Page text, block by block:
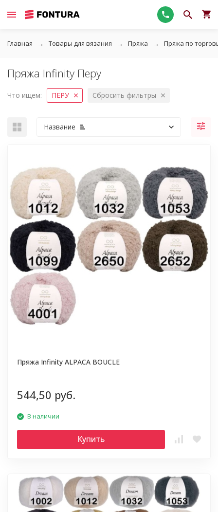
Главная Товары для вязания Пряжа Пряжа по
Пряжа Infinity Перу
Что ищем: ПЕРУ Сбросить фильтры
Название
Пряжа Infinity ALPACA BOUCLE
544,50 руб.
В наличии
Купить